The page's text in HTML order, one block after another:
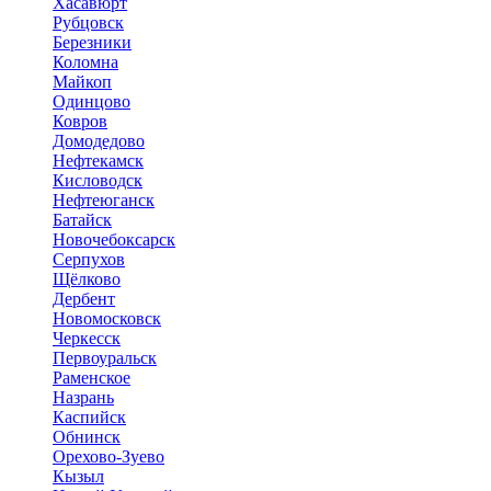
Рубцовск
Березники
Коломна
Майкоп
Одинцово
Ковров
Домодедово
Нефтекамск
Кисловодск
Нефтеюганск
Батайск
Новочебоксарск
Серпухов
Щёлково
Дербент
Новомосковск
Черкесск
Первоуральск
Раменское
Назрань
Каспийск
Обнинск
Орехово-Зуево
Кызыл